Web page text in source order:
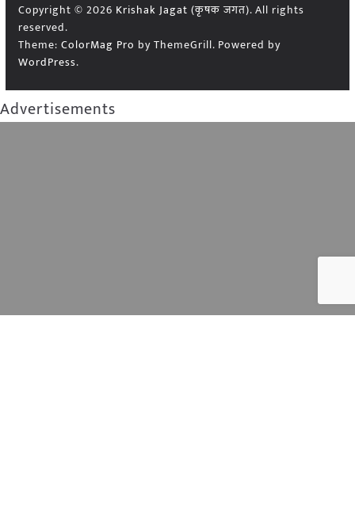
Copyright © 2026 Krishak Jagat (कृषक जगत). All rights
reserved.
Theme: ColorMag Pro by ThemeGrill. Powered by
WordPress.
Advertisements